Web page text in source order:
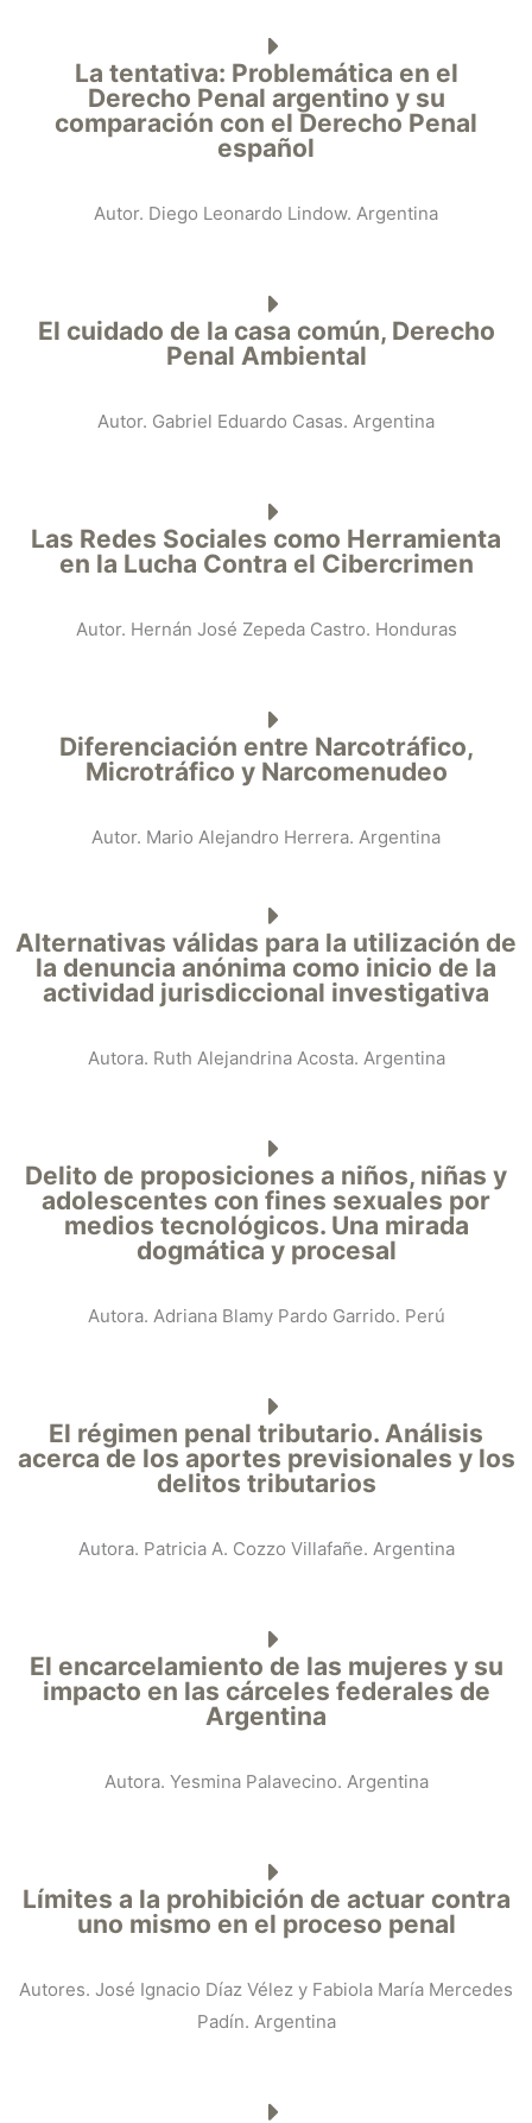
La tentativa: Problemática en el
Derecho Penal argentino y su
comparación con el Derecho Penal
español
Autor. Diego Leonardo Lindow. Argentina
El cuidado de la casa común, Derecho
Penal Ambiental
Autor. Gabriel Eduardo Casas. Argentina
Las Redes Sociales como Herramienta
en la Lucha Contra el Cibercrimen
Autor. Hernán José Zepeda Castro. Honduras
Diferenciación entre Narcotráfico,
Microtráfico y Narcomenudeo
Autor. Mario Alejandro Herrera. Argentina
Alternativas válidas para la utilización de
la denuncia anónima como inicio de la
actividad jurisdiccional investigativa
Autora. Ruth Alejandrina Acosta. Argentina
Delito de proposiciones a niños, niñas y
adolescentes con fines sexuales por
medios tecnológicos. Una mirada
dogmática y procesal
Autora. Adriana Blamy Pardo Garrido. Perú
El régimen penal tributario. Análisis
acerca de los aportes previsionales y los
delitos tributarios
Autora. Patricia A. Cozzo Villafañe. Argentina
El encarcelamiento de las mujeres y su
impacto en las cárceles federales de
Argentina
Autora. Yesmina Palavecino. Argentina
Límites a la prohibición de actuar contra
uno mismo en el proceso penal
Autores. José Ignacio Díaz Vélez y Fabiola María Mercedes
Padín. Argentina